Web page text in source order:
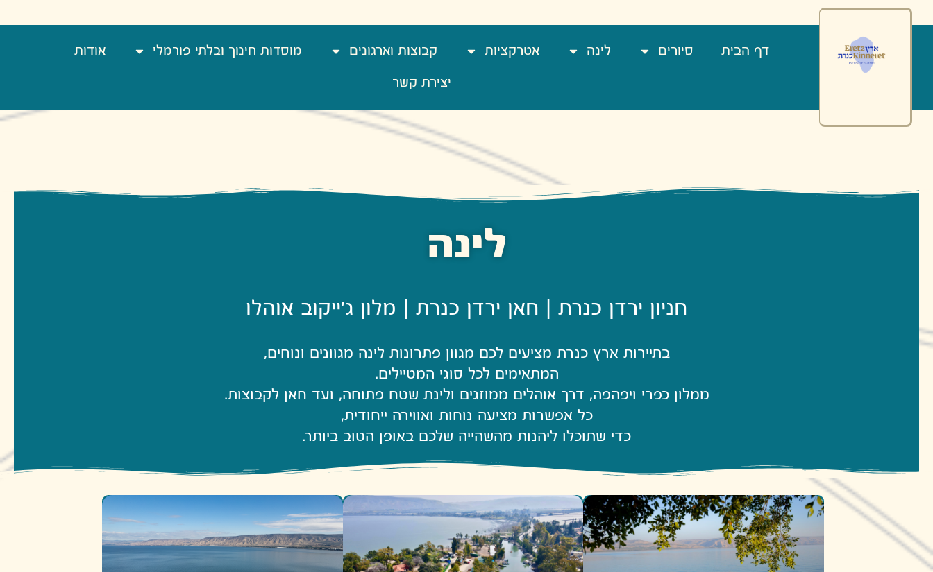
דף הבית סיורים לינה אטרקציות קבוצות וארגונים מוסדות חינוך ובלתי פורמלי אודות
יצירת קשר
לינה
חניון ירדן כנרת | חאן ירדן כנרת | מלון ג'ייקוב אוהלו
בתיירות ארץ כנרת מציעים לכם מגוון פתרונות לינה מגוונים ונוחים,
המתאימים לכל סוגי המטיילים.
ממלון כפרי ויפהפה, דרך אוהלים ממוזגים ולינת שטח פתוחה, ועד חאן לקבוצות.
כל אפשרות מציעה נוחות ואווירה ייחודית,
כדי שתוכלו ליהנות מהשהייה שלכם באופן הטוב ביותר.